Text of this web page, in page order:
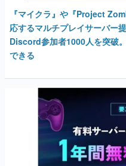
『マイクラ』や『Project
応するマルチプレイサーバー
Discord参加者1000人を突破
できる